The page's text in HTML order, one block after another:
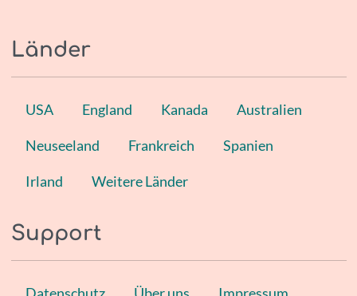
Länder
USA England Kanada Australien
Neuseeland Frankreich Spanien
Irland Weitere Länder
Support
Datenschutz Über uns Impressum